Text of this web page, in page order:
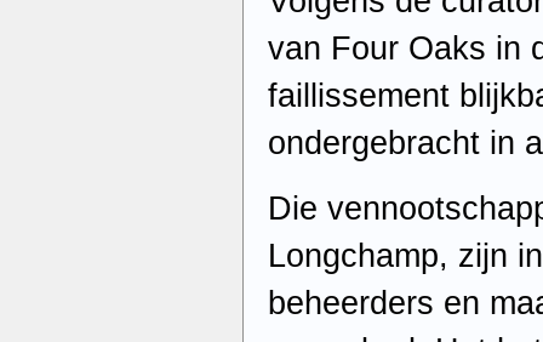
van Four Oaks in
faillissement
ondergebracht in
Die
Longchamp, zijn
beheerders en